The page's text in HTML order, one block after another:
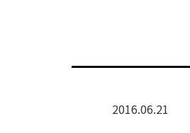
2016.06.21